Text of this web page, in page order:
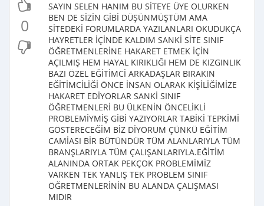
0
SAYIN SELEN HANIM BU SİTEYE ÜYE OLURKEN
BEN DE SİZİN GİBİ DÜŞÜNMÜŞTÜM AMA
SİTEDEKİ FORUMLARDA YAZILANLARI OKUDUKÇA
HAYRETLER İÇİNDE KALDIM SANKİ SİTE SINIF
ÖĞRETMENLERİNE HAKARET ETMEK İÇİN
AÇILMIŞ HEM HAYAL KIRIKLIĞI HEM DE KIZGINLIK
BAZI ÖZEL EĞİTİMCİ ARKADAŞLAR BIRAKIN
EĞİTİMCİLİĞİ ÖNCE İNSAN OLARAK KİŞİLİĞİMİZE
HAKARET EDİYORLAR SANKİ SINIF
ÖĞRETMENLERİ BU ÜLKENİN ÖNCELİKLİ
PROBLEMİYMİŞ GİBİ YAZIYORLAR TABİKİ TEPKİMİ
GÖSTERECEĞİM BİZ DİYORUM ÇÜNKÜ EĞİTİM
CAMİASI BİR BÜTÜNDÜR TÜM ALANLARIYLA TÜM
BRANŞLARIYLA TÜM ÇALIŞANLARIYLA.EĞİTİM
ALANINDA ORTAK PEKÇOK PROBLEMİMİZ
VARKEN TEK YANLIŞ TEK PROBLEM SINIF
ÖĞRETMENLERİNİN BU ALANDA ÇALIŞMASI
MIDIR